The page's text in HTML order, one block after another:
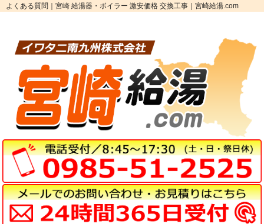
よくある質問｜宮崎 給湯器・ボイラー 激安価格 交換工事｜宮崎給湯.com